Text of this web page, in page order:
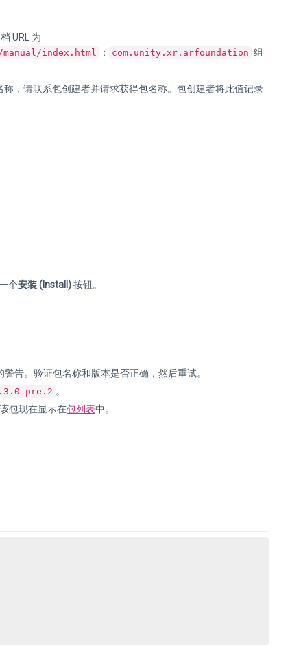
URL 为
index.html ； com.unity.xr.arfoundation 组
，请联系包创建者并请求获得包名称。包创建者将此值记录
个安装 (Install)按钮。
告。验证包名称和版本是否正确，然后重试。
pre.2 。
包现在显示在包列表中。